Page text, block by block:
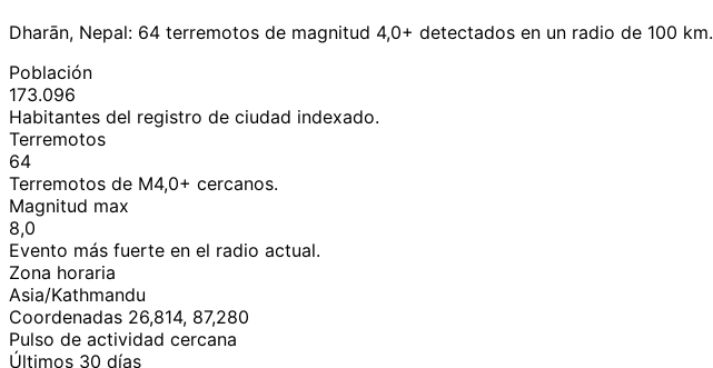
Dharān, Nepal: 64 terremotos de magnitud 4,0+ detectados en un radio de 100 km.
Población
173.096
Habitantes del registro de ciudad indexado.
Terremotos
64
Terremotos de M4,0+ cercanos.
Magnitud max
8,0
Evento más fuerte en el radio actual.
Zona horaria
Asia/Kathmandu
Coordenadas 26,814, 87,280
Pulso de actividad cercana
Últimos 30 días